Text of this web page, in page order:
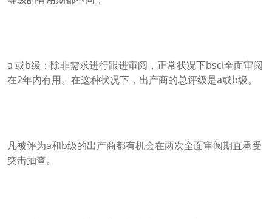
a 或b级：除非需求进行跟进审阅，正常状况下bsci全面审阅
在2年内有用。在这种状况下，出产商的总评级是a或b级。
凡被评为a和b级的出产商都有机会在两次全面审阅期直承受
突击抽查。